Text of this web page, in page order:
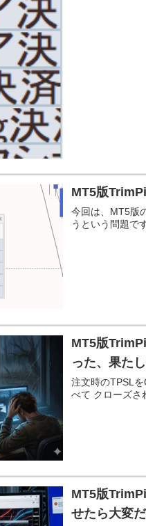
MT5版
今回は、MT5版
うという問題です
MT5版
った、果た
注文時のTPSL
べて クローズさ
MT5版
せたら大変だ